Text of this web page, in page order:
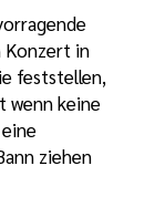
Konzert in
feststellen,
wenn keine
ziehen